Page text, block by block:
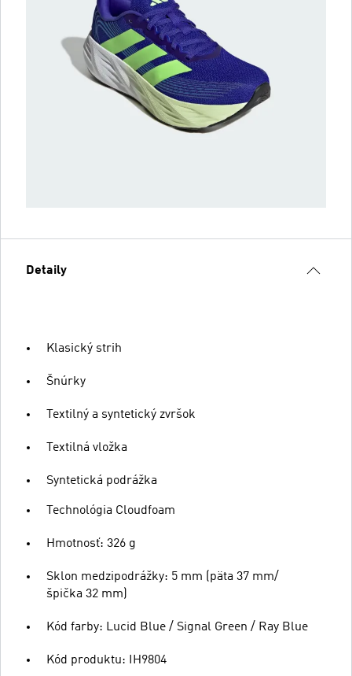
Detaily
Klasický strih
Šnúrky
Textilný a syntetický zvršok
Textilná vložka
Syntetická podrážka
Technológia Cloudfoam
Hmotnosť: 326 g
Sklon medzipodrážky: 5 mm (päta 37 mm/
špička 32 mm)
Kód farby: Lucid Blue / Signal Green / Ray Blue
Kód produktu: IH9804